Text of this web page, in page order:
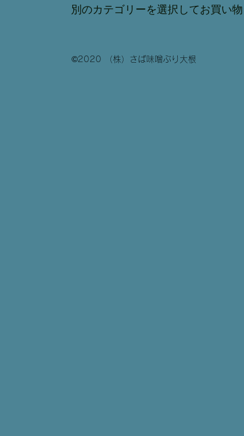
別のカテゴリーを選択してお買い物
©2020 （株）さば味噌ぶり大根